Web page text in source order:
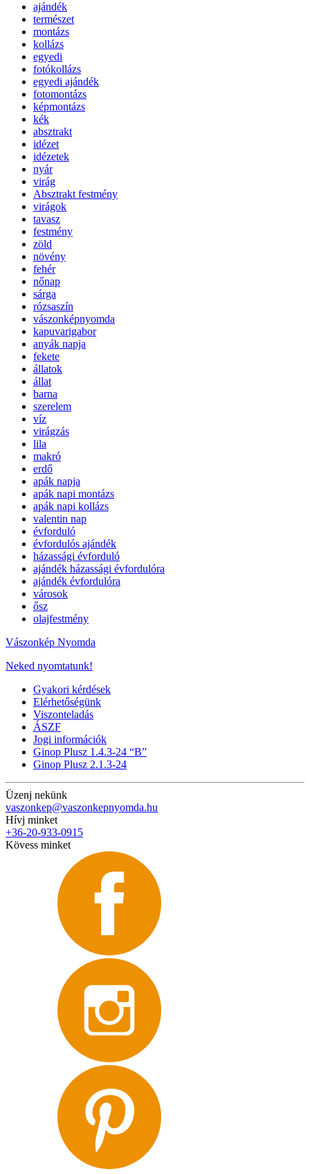
ajándék
természet
montázs
kollázs
egyedi
fotókollázs
egyedi ajándék
fotomontázs
képmontázs
kék
absztrakt
idézet
idézetek
nyár
virág
Absztrakt festmény
virágok
tavasz
festmény
zöld
növény
fehér
nőnap
sárga
rózsaszín
vászonképnyomda
kapuvarigabor
anyák napja
fekete
állatok
állat
barna
szerelem
víz
virágzás
lila
makró
erdő
apák napja
apák napi montázs
apák napi kollázs
valentin nap
évforduló
évfordulós ajándék
házassági évforduló
ajándék házassági évfordulóra
ajándék évfordulóra
városok
ősz
olajfestmény
Vászonkép Nyomda
Neked nyomtatunk!
Gyakori kérdések
Elérhetőségünk
Viszonteladás
ÁSZF
Jogi információk
Ginop Plusz 1.4.3-24 “B”
Ginop Plusz 2.1.3-24
Üzenj nekünk
vaszonkep@vaszonkepnyomda.hu
Hívj minket
+36-20-933-0915
Kövess minket